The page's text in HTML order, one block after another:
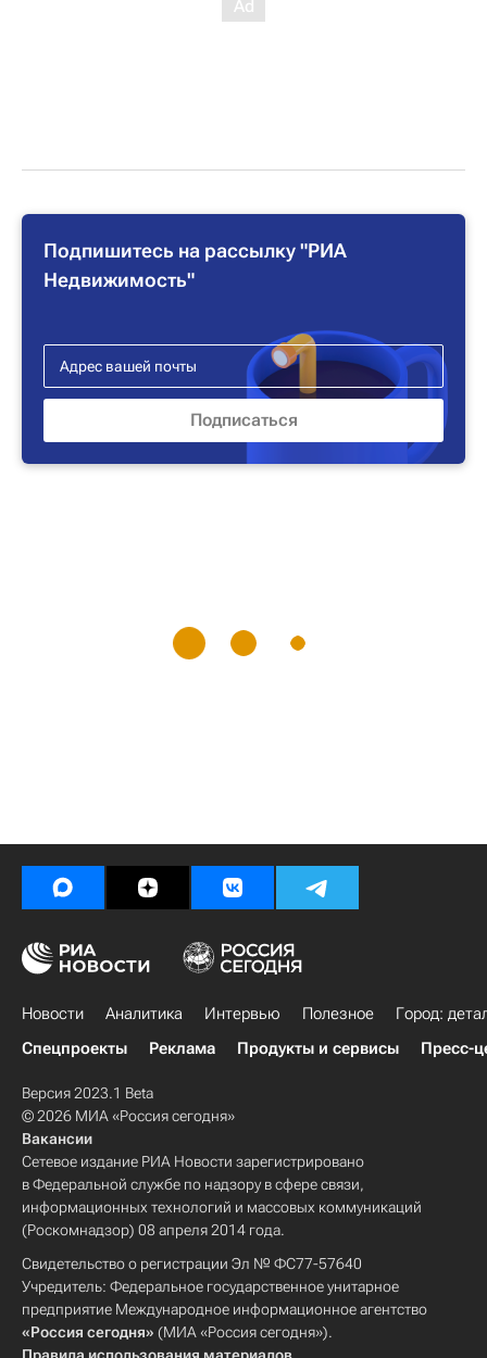
Подпишитесь на рассылку "РИА
Недвижимость"
Новости Аналитика Интервью Полезное
Город:
Спецпроекты
Реклама Продукты и сервисы Пресс-
Версия 2023.1 Beta
© 2026 МИА «Россия сегодня»
Вакансии
Сетевое издание РИА Новости зарегистрировано
в Федеральной службе по надзору в сфере связи,
информационных технологий и массовых коммуникаций
(Роскомнадзор) 08 апреля 2014 года.
Свидетельство о регистрации Эл № ФС77-57640
Учредитель: Федеральное государственное унитарное
предприятие Международное информационное агентство
«Россия сегодня» (МИА «Россия сегодня»).